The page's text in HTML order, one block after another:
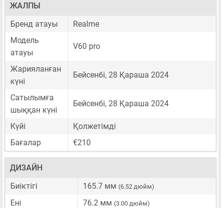
ЖАЛПЫ
Бренд атауы
Realme
Модель
атауы
V60 pro
Жарияланған
күні
Бейсенбі, 28 Қараша 2024
Сатылымға
шыққан күні
Бейсенбі, 28 Қараша 2024
Күйі
Қолжетімді
Бағалар
€210
ДИЗАЙН
Биіктігі
165.7 мм (6.52 дюйм)
Ені 76.2 мм (3.00 дюйм)